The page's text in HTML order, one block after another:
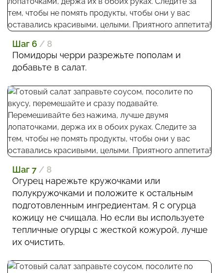
Шаг 6 / 8
Помидоры черри разрежьте пополам и
добавьте в салат.
Шаг 7 / 8
Огурец нарежьте кружочками или
полукружочками и положите к остальным
подготовленным ингредиентам. Я с огурца
кожицу не счищала. Но если вы используете
тепличные огурцы с жесткой кожурой, лучше
их очистить.